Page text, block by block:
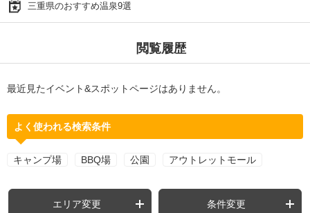
三重県のおすすめ温泉9選
閲覧履歴
最近見たイベント&スポットページはありません。
よく使われる検索条件
キャンプ場 BBQ場 公園 アウトレットモール
エリア変更 条件変更